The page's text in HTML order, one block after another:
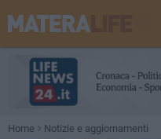
Home Notizie e aggiornamenti